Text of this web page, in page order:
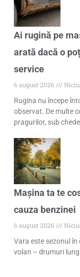
Ai rugină pe
arată dacă o
service
6 august 2026
Rugina nu începe
observat. De multe
pragurilor, sub
Mașina ta te
cauza benzinei
6 august 2026
Vara este sezonul
volan – drumuri